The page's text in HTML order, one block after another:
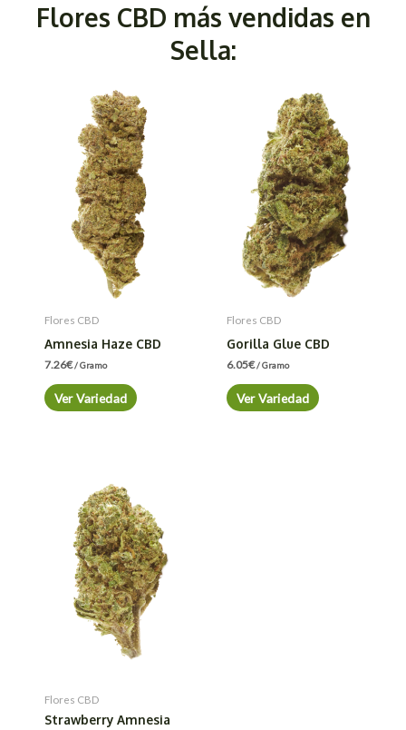
Flores CBD más vendidas en
Sella:
Flores CBD
Amnesia Haze CBD
7.26€/ Gramo
Ver Variedad
Flores CBD
Gorilla Glue CBD
6.05€/ Gramo
Ver Variedad
Flores CBD
Strawberry Amnesia